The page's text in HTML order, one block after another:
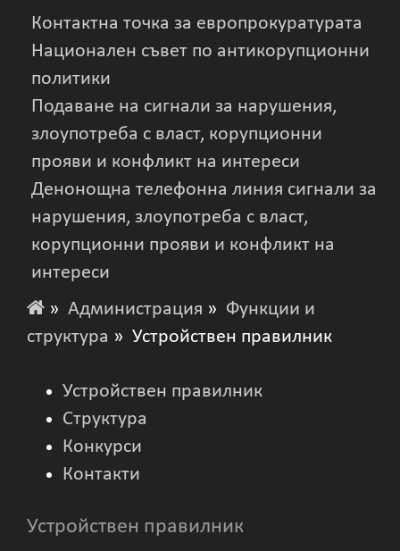
Контактна точка за европрокуратурата
Национален съвет по антикорупционни
политики
Подаване на сигнали за нарушения,
злоупотреба с власт, корупционни
прояви и конфликт на интереси
Денонощна телефонна линия сигнали за
нарушения, злоупотреба с власт,
корупционни прояви и конфликт на
интереси
» Администрация » Функции и
структура » Устройствен правилник
Устройствен правилник
Структура
Конкурси
Контакти
Устройствен правилник